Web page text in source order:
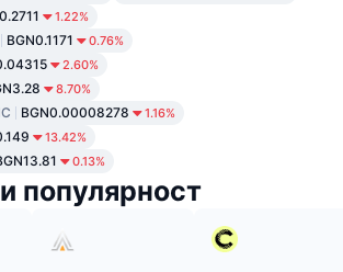
1.22%
BGN0.1171 0.76%
2.60%
8.70%
BGN0.00008278 1.16%
13.42%
0.13%
популярност